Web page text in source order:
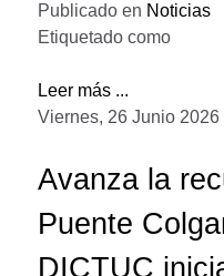
Publicado en Noticias
Etiquetado como
Leer más ...
Viernes, 26 Junio 2026
Avanza la
Puente
DICTUC